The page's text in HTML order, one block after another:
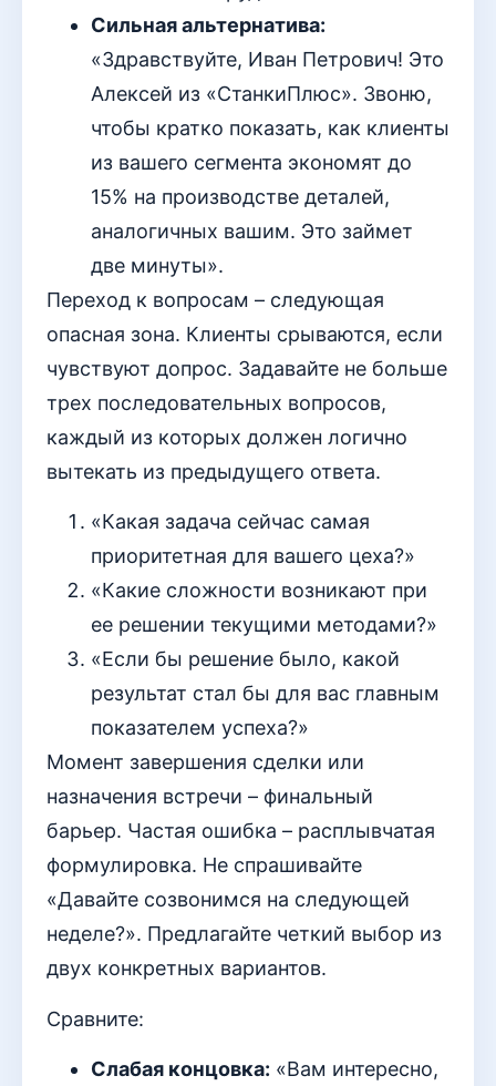
Сильная альтернатива:
«Здравствуйте, Иван Петрович! Это
Алексей из «СтанкиПлюс». Звоню,
чтобы кратко показать, как клиенты
из вашего сегмента экономят до
15% на производстве деталей,
аналогичных вашим. Это займет
две минуты».
Переход к вопросам – следующая
опасная зона. Клиенты срываются, если
чувствуют допрос. Задавайте не больше
трех последовательных вопросов,
каждый из которых должен логично
вытекать из предыдущего ответа.
«Какая задача сейчас самая
приоритетная для вашего цеха?»
«Какие сложности возникают при
ее решении текущими методами?»
«Если бы решение было, какой
результат стал бы для вас главным
показателем успеха?»
Момент завершения сделки или
назначения встречи – финальный
барьер. Частая ошибка – расплывчатая
формулировка. Не спрашивайте
«Давайте созвонимся на следующей
неделе?». Предлагайте четкий выбор из
двух конкретных вариантов.
Сравните:
Слабая концовка: «Вам интересно,